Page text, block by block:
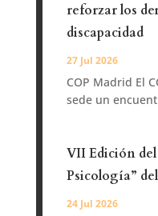
reforzar los
discapacidad
27 Jul 2026
COP Madrid El
sede un
VII Edición
Psicología”
24 Jul 2026